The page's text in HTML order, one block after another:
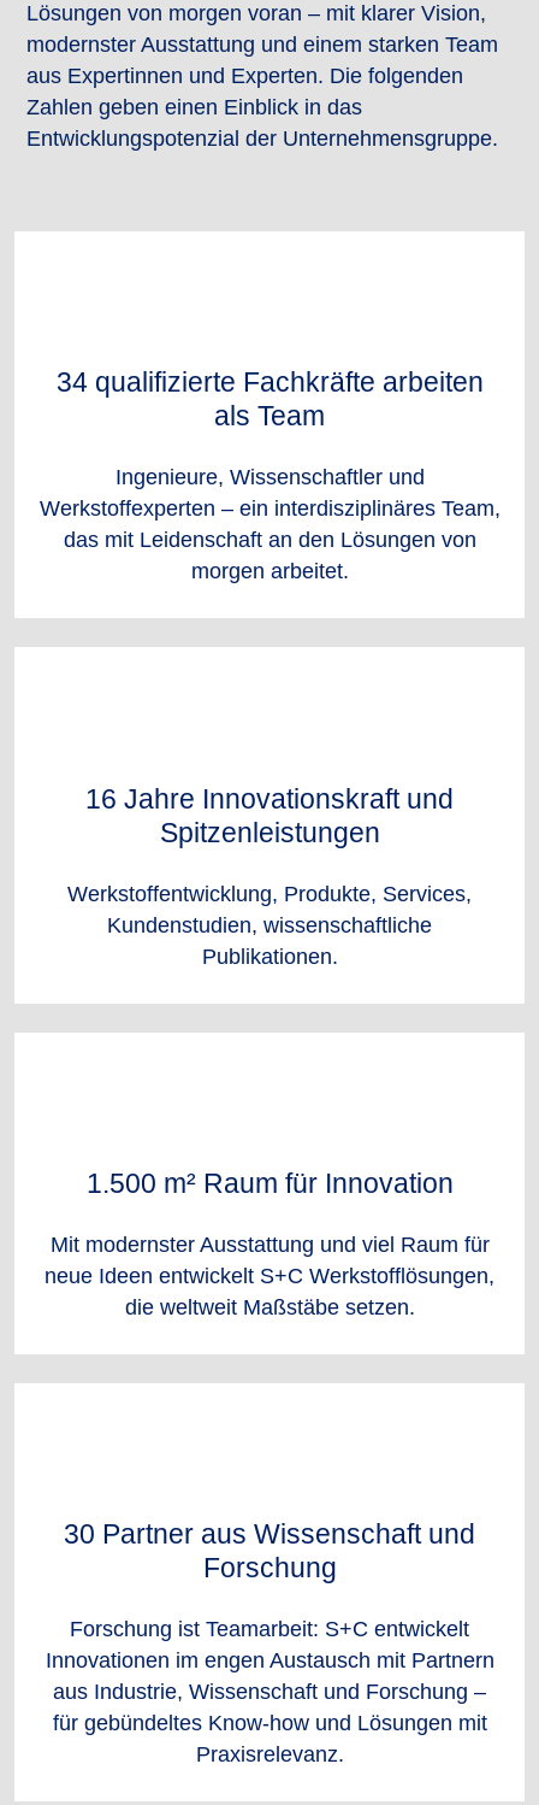
Lösungen von morgen voran – mit klarer Vision,
modernster Ausstattung und einem starken Team
aus Expertinnen und Experten. Die folgenden
Zahlen geben einen Einblick in das
Entwicklungspotenzial der Unternehmensgruppe.
34 qualifizierte Fachkräfte arbeiten
als Team
Ingenieure, Wissenschaftler und
Werkstoffexperten – ein interdisziplinäres Team,
das mit Leidenschaft an den Lösungen von
morgen arbeitet.
16 Jahre Innovationskraft und
Spitzenleistungen
Werkstoffentwicklung, Produkte, Services,
Kundenstudien, wissenschaftliche
Publikationen.
1.500 m² Raum für Innovation
Mit modernster Ausstattung und viel Raum für
neue Ideen entwickelt S+C Werkstofflösungen,
die weltweit Maßstäbe setzen.
30 Partner aus Wissenschaft und
Forschung
Forschung ist Teamarbeit: S+C entwickelt
Innovationen im engen Austausch mit Partnern
aus Industrie, Wissenschaft und Forschung –
für gebündeltes Know-how und Lösungen mit
Praxisrelevanz.